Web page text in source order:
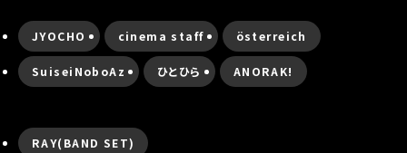
JYOCHO cinema staff österreich
SuiseiNoboAz ひとひら ANORAK!
RAY(BAND SET)